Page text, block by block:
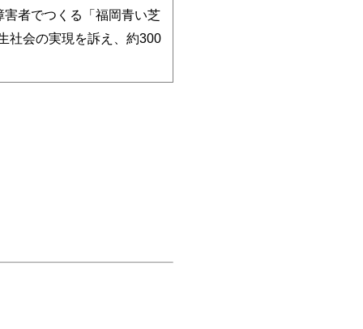
害者でつくる「福岡青い芝
社会の実現を訴え、約300